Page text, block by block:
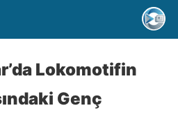
Lokomotifin
Genç